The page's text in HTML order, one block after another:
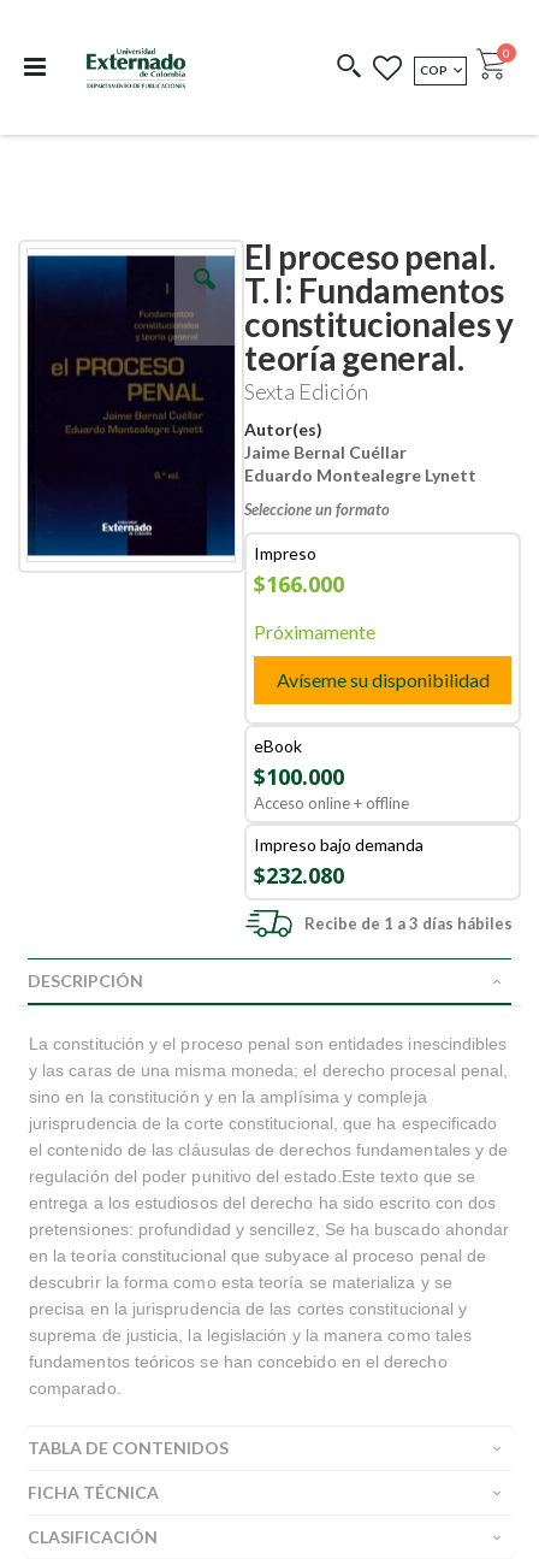
COEDICIONES REDIMIR CÓDIGO
MONEDA
COP Cart
0
El proceso penal.
T. I: Fundamentos
constitucionales y
teoría general.
Sexta Edición
Autor(es)
Jaime Bernal Cuéllar
Eduardo Montealegre Lynett
Seleccione un formato
Impreso
$166.000
Próximamente
Avíseme su disponibilidad
eBook
$100.000
Acceso online + offline
Impreso bajo demanda
$232.080
Recibe de 1 a 3 días hábiles
Skip
images
Skip
images
DESCRIPCIÓN
La constitución y el proceso penal son entidades inescindibles
y las caras de una misma moneda; el derecho procesal penal,
sino en la constitución y en la amplísima y compleja
jurisprudencia de la corte constitucional, que ha especificado
el contenido de las cláusulas de derechos fundamentales y de
regulación del poder punitivo del estado.Este texto que se
entrega a los estudiosos del derecho ha sido escrito con dos
pretensiones: profundidad y sencillez, Se ha buscado ahondar
en la teoría constitucional que subyace al proceso penal de
descubrir la forma como esta teoría se materializa y se
precisa en la jurisprudencia de las cortes constitucional y
suprema de justicia, la legislación y la manera como tales
fundamentos teóricos se han concebido en el derecho
comparado.
TABLA DE CONTENIDOS
FICHA TÉCNICA
CLASIFICACIÓN